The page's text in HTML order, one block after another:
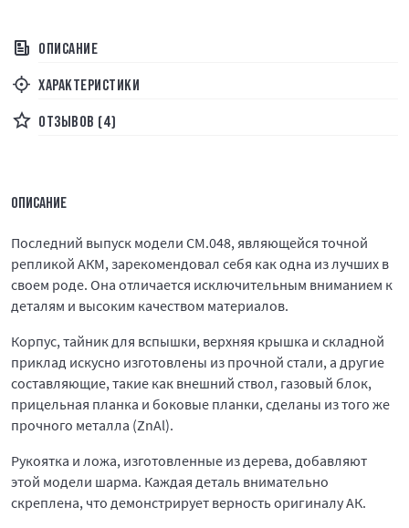
ОПИСАНИЕ
ХАРАКТЕРИСТИКИ
ОТЗЫВОВ (4)
ОПИСАНИЕ
Последний выпуск модели CM.048, являющейся точной
репликой АКМ, зарекомендовал себя как одна из лучших в
своем роде. Она отличается исключительным вниманием к
деталям и высоким качеством материалов.
Корпус, тайник для вспышки, верхняя крышка и складной
приклад искусно изготовлены из прочной стали, а другие
составляющие, такие как внешний ствол, газовый блок,
прицельная планка и боковые планки, сделаны из того же
прочного металла (ZnAl).
Рукоятка и ложа, изготовленные из дерева, добавляют
этой модели шарма. Каждая деталь внимательно
скреплена, что демонстрирует верность оригиналу АК.